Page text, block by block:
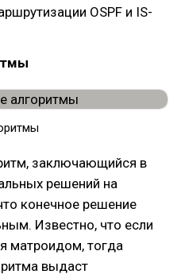
OSPF и IS-
заключающийся в
решений на
конечное решение
Известно, что если
матроидом, тогда
выдаст